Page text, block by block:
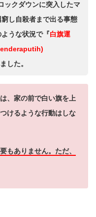
ックダウンに突入したマ
し自殺者まで出る事態
うな状況で『白旗運
した。
、家の前で白い旗を上
けるような行動はしな
もありません。ただ、